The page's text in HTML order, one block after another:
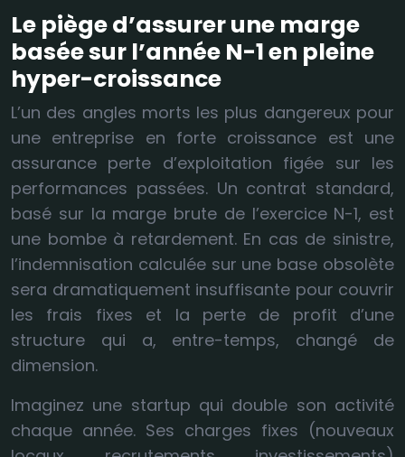
Le piège d’assurer une marge
basée sur l’année N-1 en pleine
hyper-croissance
L’un des angles morts les plus dangereux pour
une entreprise en forte croissance est une
assurance perte d’exploitation figée sur les
performances passées. Un contrat standard,
basé sur la marge brute de l’exercice N-1, est
une bombe à retardement. En cas de sinistre,
l’indemnisation calculée sur une base obsolète
sera dramatiquement insuffisante pour couvrir
les frais fixes et la perte de profit d’une
structure qui a, entre-temps, changé de
dimension.
Imaginez une startup qui double son activité
chaque année. Ses charges fixes (nouveaux